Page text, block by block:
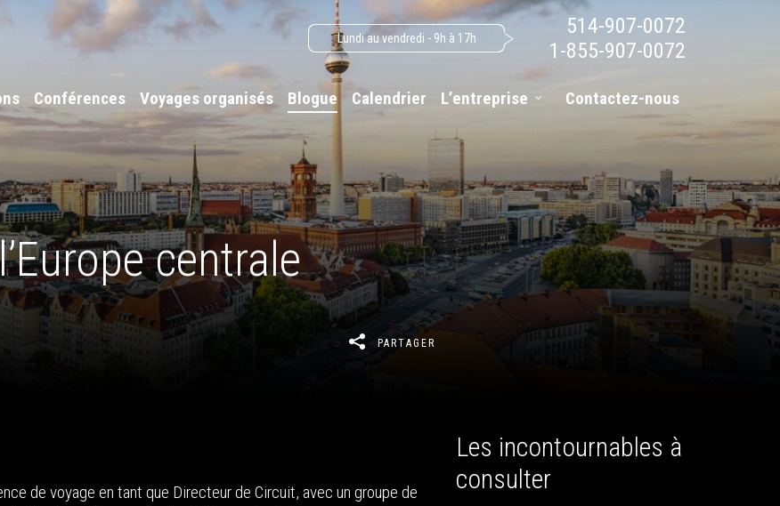
Lundi au vendredi - 9h à 17h
514-907-0072
1-855-907-0072
Conférences Voyages organisés Blogue Calendrier L’entreprise Contactez-nous
centrale
PARTAGER
de voyage en tant que Directeur de Circuit, avec un groupe de
Les incontournables à
consulter